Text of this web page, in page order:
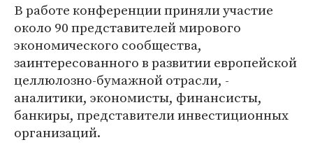
В работе конференции приняли участие
около 90 представителей мирового
экономического сообщества,
заинтересованного в развитии европейской
целлюлозно-бумажной отрасли, -
аналитики, экономисты, финансисты,
банкиры, представители инвестиционных
организаций.